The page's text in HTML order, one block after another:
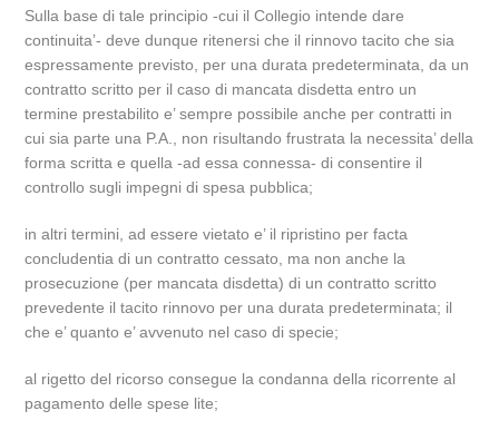
Sulla base di tale principio -cui il Collegio intende dare
continuita’- deve dunque ritenersi che il rinnovo tacito che sia
espressamente previsto, per una durata predeterminata, da un
contratto scritto per il caso di mancata disdetta entro un
termine prestabilito e’ sempre possibile anche per contratti in
cui sia parte una P.A., non risultando frustrata la necessita’ della
forma scritta e quella -ad essa connessa- di consentire il
controllo sugli impegni di spesa pubblica;
in altri termini, ad essere vietato e’ il ripristino per facta
concludentia di un contratto cessato, ma non anche la
prosecuzione (per mancata disdetta) di un contratto scritto
prevedente il tacito rinnovo per una durata predeterminata; il
che e’ quanto e’ avvenuto nel caso di specie;
al rigetto del ricorso consegue la condanna della ricorrente al
pagamento delle spese lite;